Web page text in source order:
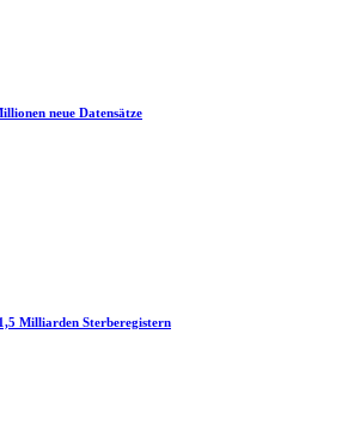
neue Datensätze
Milliarden Sterberegistern